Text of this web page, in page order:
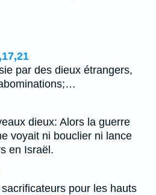
par des dieux étrangers,
dieux: Alors la guerre
voyait ni bouclier ni lance
en Israël.
pour les hauts